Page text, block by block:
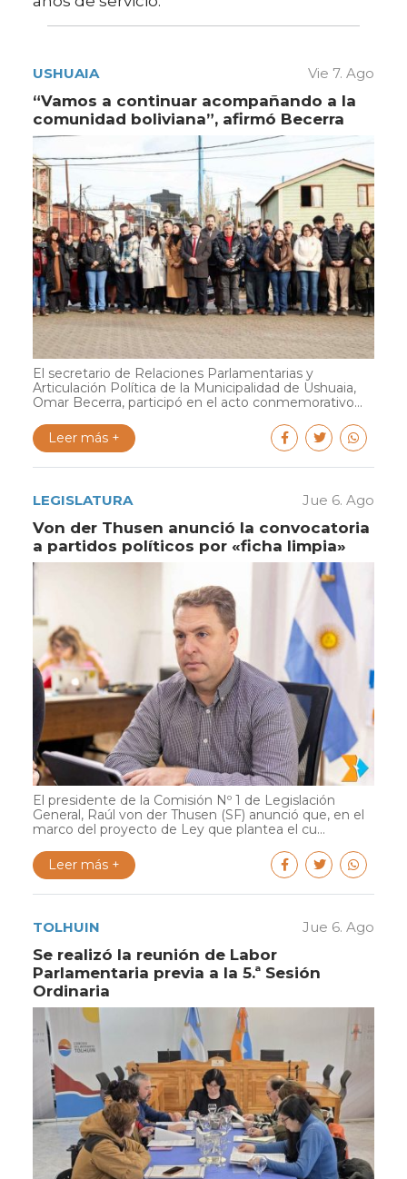
USHUAIA Vie 7. Ago
“Vamos a continuar acompañando a la
comunidad boliviana”, afirmó Becerra
El secretario de Relaciones Parlamentarias y
Articulación Política de la Municipalidad de Ushuaia,
Omar Becerra, participó en el acto conmemorativo...
Leer más +
LEGISLATURA Jue 6. Ago
Von der Thusen anunció la convocatoria
a partidos políticos por «ficha limpia»
El presidente de la Comisión Nº 1 de Legislación
General, Raúl von der Thusen (SF) anunció que, en el
marco del proyecto de Ley que plantea el cu...
Leer más +
TOLHUIN Jue 6. Ago
Se realizó la reunión de Labor
Parlamentaria previa a la 5.ª Sesión
Ordinaria